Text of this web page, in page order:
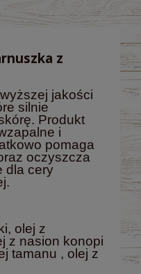
z
jakości
silnie
Produkt
i
pomaga
oczyszcza
dla cery
olej z
z nasion konopi
tamanu , olej z